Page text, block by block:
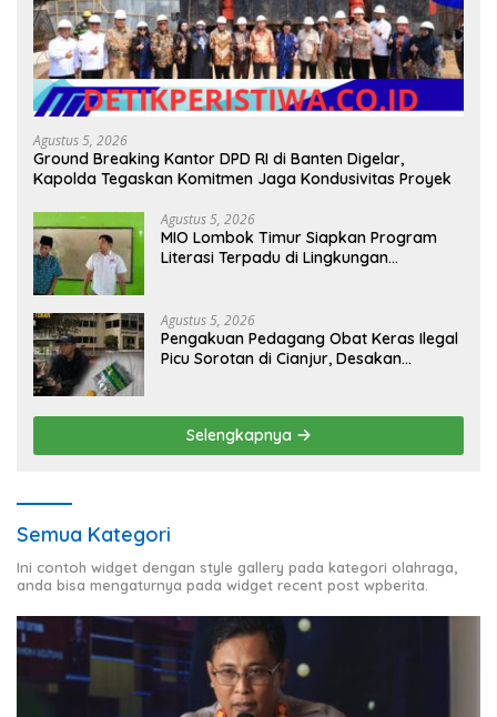
Agustus 5, 2026
Ground Breaking Kantor DPD RI di Banten Digelar,
Kapolda Tegaskan Komitmen Jaga Kondusivitas Proyek
Agustus 5, 2026
MIO Lombok Timur Siapkan Program
Literasi Terpadu di Lingkungan
Agustus 5, 2026
Pengakuan Pedagang Obat Keras Ilegal
Picu Sorotan di Cianjur, Desakan
Selengkapnya
Semua Kategori
Ini contoh widget dengan style gallery pada kategori olahraga,
anda bisa mengaturnya pada widget recent post wpberita.